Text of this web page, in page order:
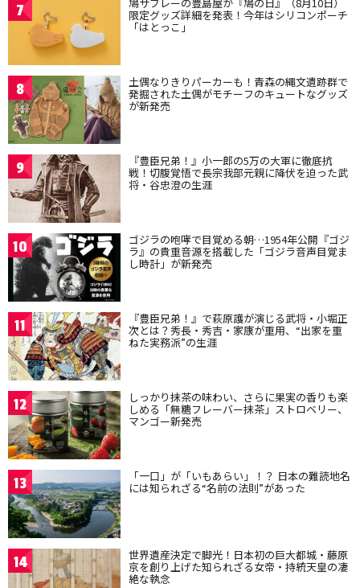
7 限定グッズ詳細を発表！今年はシリコンポーチ
「はとっこ」
8 土偶なりきりパーカーも！青森の縄文遺跡群で
発掘された土偶がモチーフのキュートなグッズ
が新発売
9 『豊臣兄弟！』小一郎の5万の大軍に徹底抗
戦！切腹覚悟で長宗我部元親に降伏を迫った武
将・谷忠澄の生涯
10 ゴジラの咆哮で目覚める朝…1954年公開『ゴジ
ラ』の貴重音源を搭載した「ゴジラ音声目覚ま
し時計」が新発売
11 『豊臣兄弟！』で萩原護が演じる武将・小堀正
次とは？秀長・秀吉・家康が重用、“出家を重
ねた実務派”の生涯
12 しっかり抹茶の味わい、さらに果実の香りも楽
しめる「無糖フレーバー抹茶」ストロベリー、
マンゴー新発売
13 「一口」が「いもあらい」！？ 日本の難読地名
には知られざる“名前の法則”があった
14 世界遺産決定で脚光！日本初の巨大都城・藤原
京を創り上げた知られざる女帝・持統天皇の凄
絶な執念